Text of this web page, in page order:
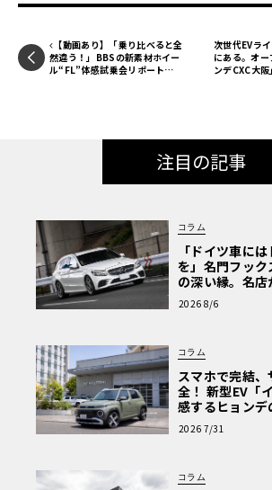
【動画あり】「乗り比べると全
然違う！」BBSの新素材ホイー
ル“FL”体感試乗会リポート
次世代EVラ
にある。オ
ンデCXC大
注目の記事
コラム
「ドイツ車に
を」名門フック
の深い縁。名
心と、Cクラス
な走り〈PR〉
2026 8/6
コラム
スマホで完結
全！ 新型EV「
感するヒョン
【第1回・ヒョ
Why? Hyundai?
2026 7/31
コラム